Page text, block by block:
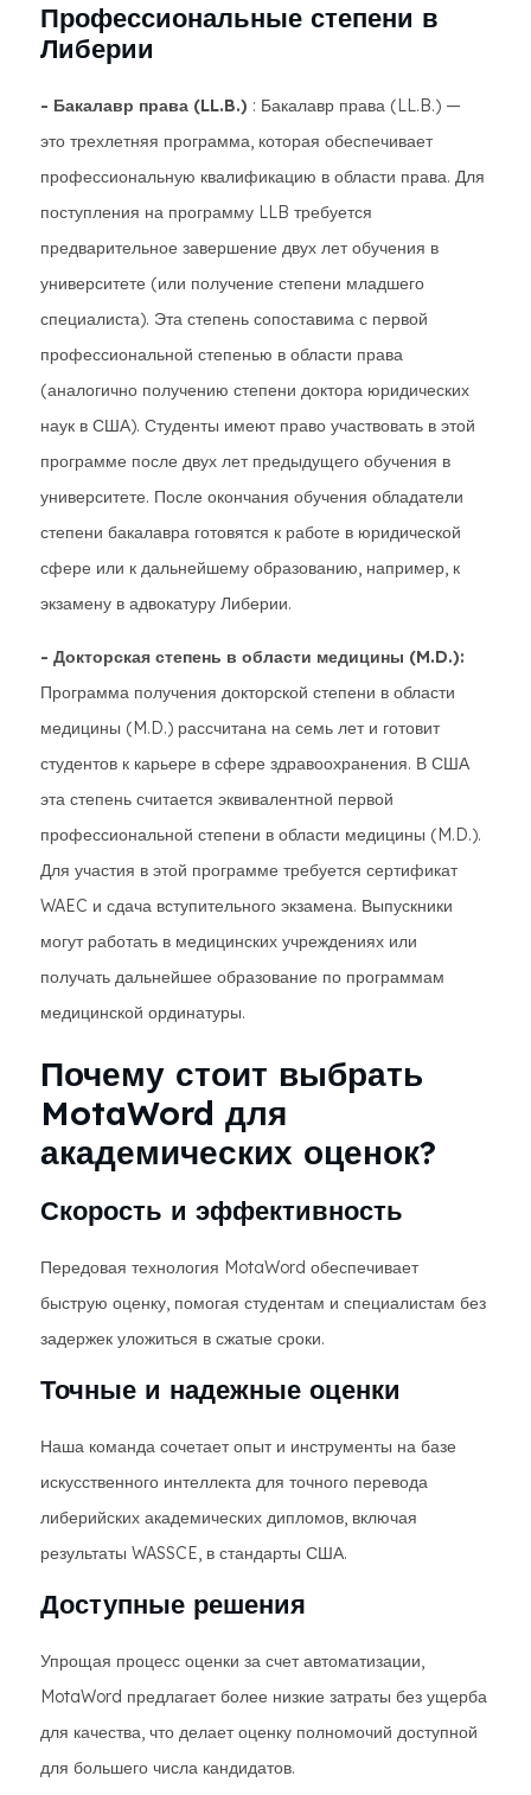
Профессиональные степени в
Либерии
- Бакалавр права (LL.B.) : Бакалавр права (LL.B.) —
это трехлетняя программа, которая обеспечивает
профессиональную квалификацию в области права. Для
поступления на программу LLB требуется
предварительное завершение двух лет обучения в
университете (или получение степени младшего
специалиста). Эта степень сопоставима с первой
профессиональной степенью в области права
(аналогично получению степени доктора юридических
наук в США). Студенты имеют право участвовать в этой
программе после двух лет предыдущего обучения в
университете. После окончания обучения обладатели
степени бакалавра готовятся к работе в юридической
сфере или к дальнейшему образованию, например, к
экзамену в адвокатуру Либерии.
- Докторская степень в области медицины (M.D.):
Программа получения докторской степени в области
медицины (M.D.) рассчитана на семь лет и готовит
студентов к карьере в сфере здравоохранения. В США
эта степень считается эквивалентной первой
профессиональной степени в области медицины (M.D.).
Для участия в этой программе требуется сертификат
WAEC и сдача вступительного экзамена. Выпускники
могут работать в медицинских учреждениях или
получать дальнейшее образование по программам
медицинской ординатуры.
Почему стоит выбрать
MotaWord для
академических оценок?
Скорость и эффективность
Передовая технология MotaWord обеспечивает
быструю оценку, помогая студентам и специалистам без
задержек уложиться в сжатые сроки.
Точные и надежные оценки
Наша команда сочетает опыт и инструменты на базе
искусственного интеллекта для точного перевода
либерийских академических дипломов, включая
результаты WASSCE, в стандарты США.
Доступные решения
Упрощая процесс оценки за счет автоматизации,
MotaWord предлагает более низкие затраты без ущерба
для качества, что делает оценку полномочий доступной
для большего числа кандидатов.